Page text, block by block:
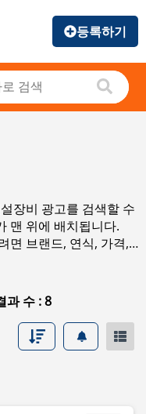
등록하기
장비 광고를 검색할 수
맨 위에 배치됩니다.
면 브랜드, 연식, 가격,
과 수 : 8